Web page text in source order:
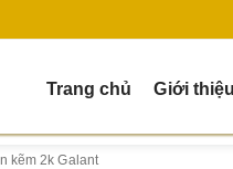
Trang chủ Giới thiệu
kẽm 2k Galant